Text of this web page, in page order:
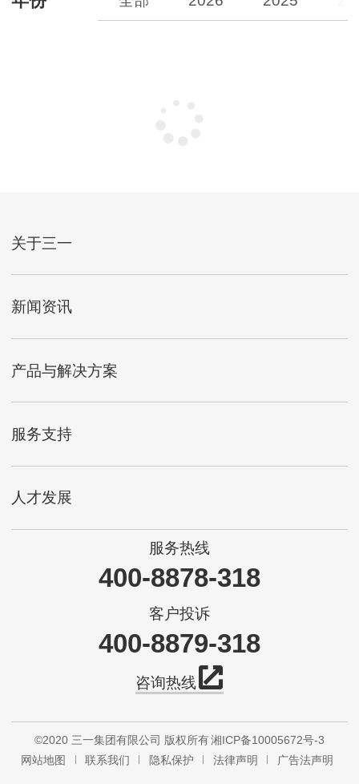
关于三一
新闻资讯
产品与解决方案
服务支持
人才发展
服务热线
400-8878-318
客户投诉
400-8879-318
咨询热线
©2020 三一集团有限公司 版权所有湘ICP备10005672号-3
网站地图
联系我们 隐私保护 法律声明 广告法声明